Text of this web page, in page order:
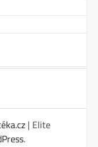
| Elite
.